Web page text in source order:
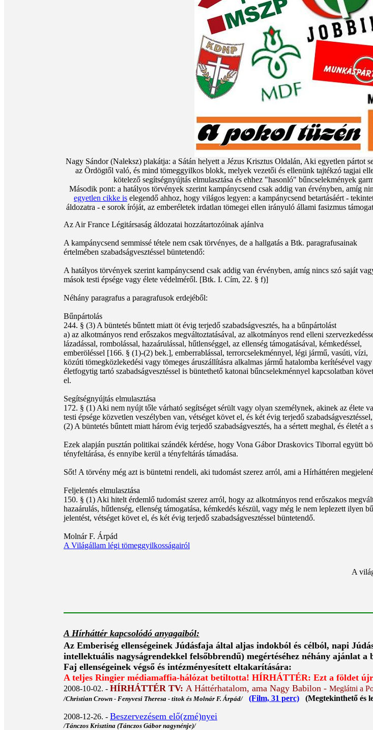
Nagy Sándor (Naleksz) plakátja: a Sátán helyett a Jézus Krisztus Oldalán, Aki egyetlen pártot
az Ördögtől való, és mind tömeggyilkos blokk, melyek vezetői és ellenünk tajtékzó tagjai
kötelező segítségnyújtás elmulasztása és ehhez "hasonló" bűncselekmények
Második pont: a hatályos törvények szerint kampánycsend csak addig van érvényben, amíg
egyetlen cikke is elegendő ahhoz, hogy világos legyen: a kampánycsend betartásáért -
áldozatra - e sorok íróját, az emberéletek irdatlan tömegei ellen irányuló állami fasizmus
Az Air France Légitársaság áldozatai hozzátartozóinak ajánlva
A kampánycsend semmissé tétele nem csak törvényes, de a hallgatás a Btk. paragrafusainak
értelmében szabadságvesztéssel büntetendő:
A hatályos törvények szerint kampánycsend csak addig van érvényben, amíg nincs szó saját
mások testi épsége vagy élete védelméről. [Btk. I. Cím, 22. § f)]
Néhány paragrafus a paragrafusok erdejéből:
Bűnpártolás
244. § (3) A büntetés bűntett miatt öt évig terjedő szabadságvesztés, ha a bűnpártolást
a) az alkotmányos rend erőszakos megváltoztatásával, az alkotmányos rend elleni
lázadással, rombolással, hazaárulással, hűtlenséggel, az ellenség támogatásával, kémkedéssel,
emberöléssel [166. § (1)-(2) bek.], emberrablással, terrorcselekménnyel, légi jármű, vasúti, vízi,
közúti tömegközlekedési vagy tömeges áruszállításra alkalmas jármű hatalomba kerítésével vagy
életfogytig tartó szabadságvesztéssel is büntethető katonai bűncselekménnyel kapcsolatban
el.
Segítségnyújtás elmulasztása
172. § (1) Aki nem nyújt tőle várható segítséget sérült vagy olyan személynek, akinek az élete
testi épsége közvetlen veszélyben van, vétséget követ el, és két évig terjedő
(2) A büntetés bűntett miatt három évig terjedő szabadságvesztés, ha a sértett meghal, és életét
Ezek alapján pusztán politikai szándék kérdése, hogy Vona Gábor Draskovics Tiborral együtt
tényfeltárása, és ennyibe kerül a tényfeltárás támadása.
Sőt! A törvény még azt is büntetni rendeli, aki tudomást szerez arról, ami a Hírháttéren
Feljelentés elmulasztása
150. § (1) Aki hitelt érdemlő tudomást szerez arról, hogy az alkotmányos rend erőszakos
hazaárulás, hűtlenség, ellenség támogatása, kémkedés készül, vagy még le nem leplezett ilyen
jelentést, vétséget követ el, és két évig terjedő szabadságvesztéssel büntetendő.
Molnár F. Árpád
A Világállam légi tömeggyilkosságairól
A
A Hírháttér kapcsolódó anyagaiból:
Az Emberiség ellenségeinek Júdásfaja által aljas indokból és célból, napi
intellektuális nagyságrendekkel felsőbbrendű) megértéséhez néhány ajánlat a
Faj ellenségeinek végső és intézményesített eltakarítására:
A teljes Ringier médiamaffia-hálózat betiltotta! HÍRHÁTTÉR: Ezt a földet
2008-10-02. - HÍRHÁTTÉR TV: A Háttérhatalom, ama Nagy Babilon - Meglátni a
/Christian Crown - Fenyvesi Theresa - titok és Molnár F. Árpád/ (Film, 31 perc) (Megtekinthető és
2008-12-26. - Beszervezésem elő(zmé)nyei
/Tánczos Krisztina (Tánczos Gábor nagynénje)/